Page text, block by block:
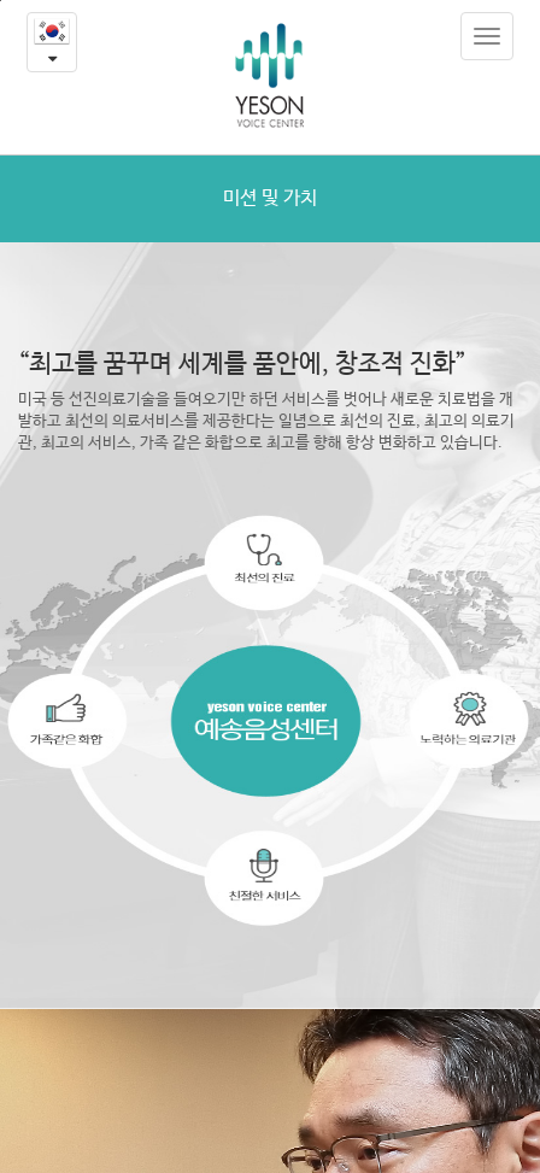
미
션
가
Toggle
미션 및 가치
“최고를 꿈꾸며 세계를 품안에, 창조적 진화”
미국 등 선진의료기술을 들여오기만 하던 서비스를 벗어나 새로운 치료법을 개
발하고 최선의 의료서비스를 제공한다는 일념으로 최선의 진료, 최고의 의료기
관, 최고의 서비스, 가족 같은 화합으로 최고를 향해 항상 변화하고 있습니다.